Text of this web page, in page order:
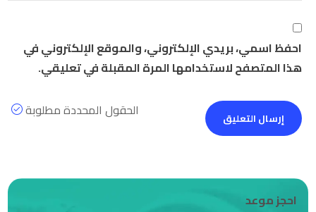
احفظ اسمي، بريدي الإلكتروني، والموقع الإلكتروني في
هذا المتصفح لاستخدامها المرة المقبلة في تعليقي.
الحقول المحددة مطلوبة
احجز موعد